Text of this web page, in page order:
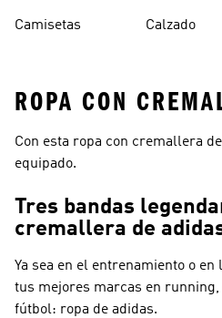
Camisetas
Calzado
ROPA CON
Con esta ropa con cremallera
equipado.
Tres bandas
cremallera de
Ya sea en el entrenamiento o
tus mejores marcas en
fútbol: ropa de adidas.